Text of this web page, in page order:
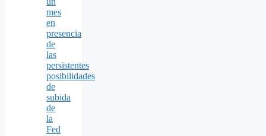
mes
en
presencia
de
las
persistentes
posibilidades
de
subida
de
la
Fed